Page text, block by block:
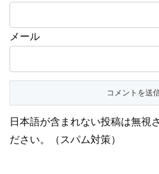
メール
日本語が含まれない投稿は無視
ださい。（スパム対策）